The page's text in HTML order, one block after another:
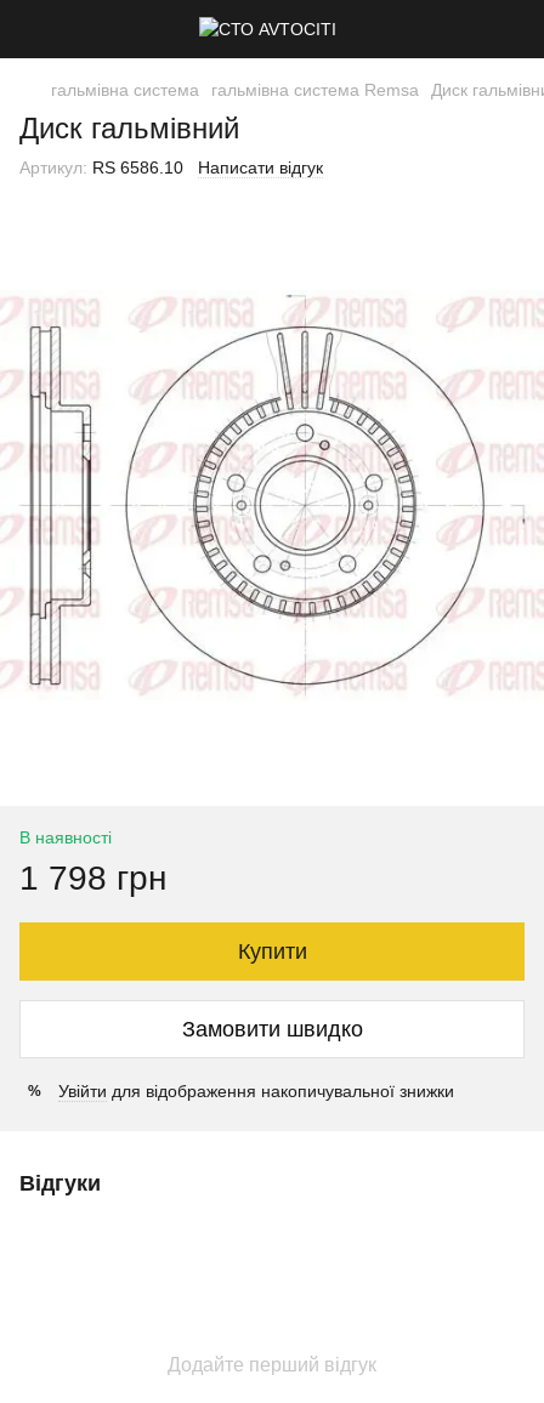
гальмівна система гальмівна система Remsa Диск
Диск гальмівний
Артикул: RS 6586.10 Написати відгук
В наявності
1 798 грн
Купити
Замовити швидко
% Увійти для відображення накопичувальної знижки
Відгуки
Додайте перший відгук